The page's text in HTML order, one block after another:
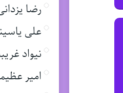
رضا
علی
نیواد
امیر